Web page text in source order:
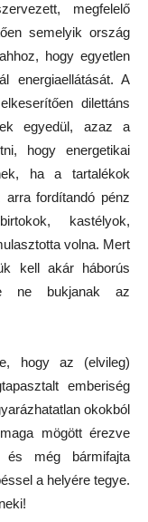
megfelelő
semelyik ország
hogy egyetlen
energiaellátását. A
dilettáns
egyedül, azaz a
hogy energetikai
ha a tartalékok
fordítandó pénz
kastélyok,
volna. Mert
kell akár háborús
ne bukjanak az
hogy az (elvileg)
emberiség
okokból
mögött érezve
még bármifajta
a helyére tegye.